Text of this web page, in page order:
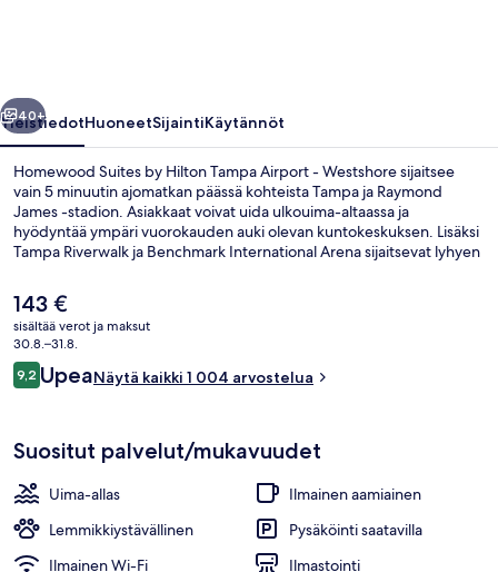
Westshore
valokuvagalleria
Seuraava
40+
YleistiedotHuoneetSijaintiKäytännöt
Homewood Suites by Hilton Tampa Airport - Westshore sijaitsee
vain 5 minuutin ajomatkan päässä kohteista Tampa ja Raymond
James -stadion. Asiakkaat voivat uida ulkouima-altaassa ja
hyödyntää ympäri vuorokauden auki olevan kuntokeskuksen. Lisäksi
Tampa Riverwalk ja Benchmark International Arena sijaitsevat lyhyen
ovat myös asioita, joista matkailijat pitävät.
Nykyinen
hinta
on
143 €
143 €
sisältää verot ja maksut
30.8.–31.8.
Arvostelut
9,29,2 kautta 10.
UpeaNäytä kaikki 1 004 arvostelua
Suositut palvelut/mukavuudet
Uima-allas
Ilmainen aamiainen
Lemmikkiystävällinen
Pysäköinti saatavilla
Ilmainen Wi-Fi
Ilmastointi